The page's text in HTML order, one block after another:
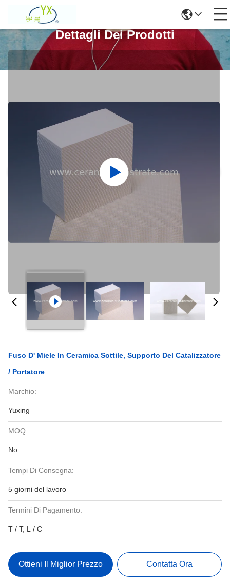
Dettagli Dei Prodotti
Fuso D' Miele In Ceramica Sottile, Supporto Del Catalizzatore
/ Portatore
Marchio:
Yuxing
MOQ:
No
Tempi Di Consegna:
5 giorni del lavoro
Termini Di Pagamento:
T / T, L / C
Ottieni Il Miglior Prezzo Contatta Ora